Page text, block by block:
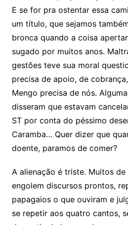
E se for pra ostentar essa
um título, que sejamos
bronca quando a coisa
sugado por muitos anos.
gestões teve sua moral
precisa de apoio, de
Mengo precisa de nós.
disseram que estavam
ST por conta do péssimo
Caramba… Quer dizer que
doente, paramos de comer?
A alienação é triste. Muitos
engolem discursos prontos,
papagaios o que ouviram e
se repetir aos quatro cantos,